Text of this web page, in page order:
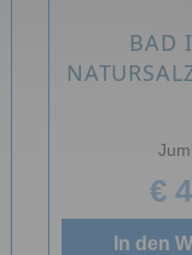
BAD
€
In den